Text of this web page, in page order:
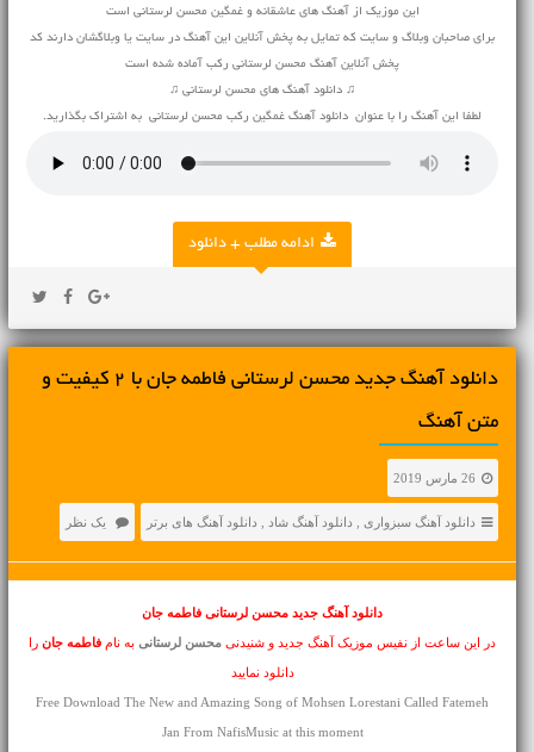
این موزیک از آهنگ های عاشقانه و غمگین محسن لرستانی است
برای صاحبان وبلاگ و سایت که تمایل به پخش آنلاین این آهنگ در سایت یا وبلاگشان دارند کد
پخش آنلاین آهنگ محسن لرستانی رکب آماده شده است
♫ دانلود آهنگ های محسن لرستانی ♫
لطفا این آهنگ را با عنوان دانلود آهنگ غمگین رکب محسن لرستانی به اشتراک بگذارید.
ادامه مطلب + دانلود
دانلود آهنگ جديد محسن لرستانی فاطمه جان با 2 کیفیت و
متن آهنگ
26 مارس 2019
دانلود آهنگ سبزواری دانلود آهنگ شاد دانلود آهنگ های برتر یک نظر
دانلود آهنگ جدیدمحسن لرستانی فاطمه جان
در این ساعت از نفیس موزیک آهنگ جدید و شنیدنی محسن لرستانیبه نام فاطمه جانرا
دانلود نمایید
Free Download The New and Amazing Song of Mohsen Lorestani Called Fatemeh
Jan From NafisMusic at this moment